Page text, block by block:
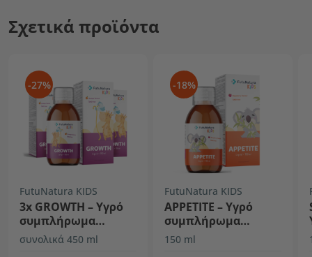
Σχετικά προϊόντα
-27%
FutuNatura KIDS
3x GROWTH – Υγρό
συμπλήρωμα
διατροφής για
συνολικά 450 ml
-18%
FutuNatura KIDS
APPETITE – Υγρό
συμπλήρωμα
διατροφής για
150 ml